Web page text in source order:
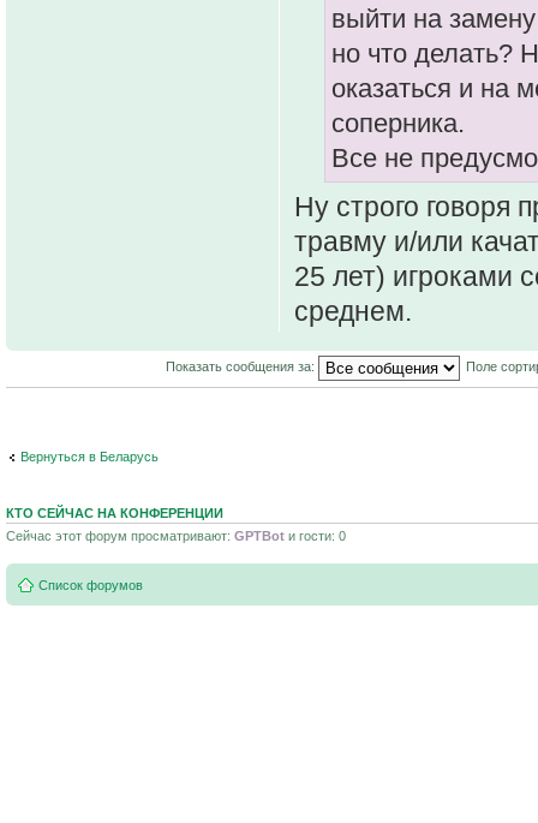
выйти на
но что делать?
оказаться и на
соперника.
Все не
Ну строго говоря
травму и/или
25 лет) игроками
среднем.
Показать сообщения за: Поле
Вернуться в Беларусь
КТО СЕЙЧАС НА КОНФЕРЕНЦИИ
Сейчас этот форум просматривают: GPTBot и гости: 0
Список форумов